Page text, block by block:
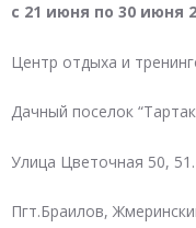
с 21 июня по 30 июня
Центр отдыха и
Дачный поселок
Улица Цветочная 50, 51.
Пгт.Браилов,